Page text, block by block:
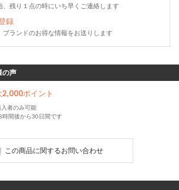
、残り１点の時にいち早くご連絡します
録
ブランドのお得な情報をお送りします
の声
2,000ポイント
者のみ可能
間後から30日間です
この商品に関するお問い合わせ